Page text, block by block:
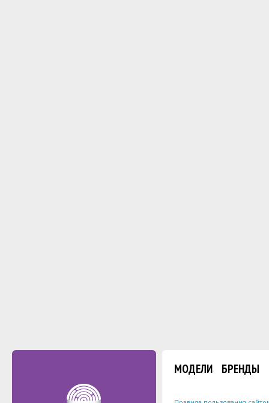
МОДЕЛИ БРЕНДЫ